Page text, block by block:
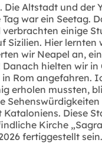
Altstadt und
war ein Seetag.
einige
Hier
wir Neapel an,
hielten wir
Rom angefahren.
erholen mussten,
Diese
Kirche
fertiggestellt